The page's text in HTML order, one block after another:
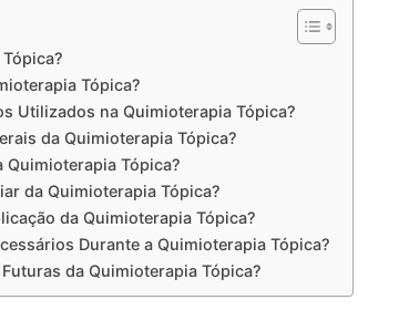
Tópica?
Utilizados na Quimioterapia Tópica?
da Quimioterapia Tópica?
Quimioterapia Tópica?
da Quimioterapia Tópica?
da Quimioterapia Tópica?
Durante a Quimioterapia Tópica?
da Quimioterapia Tópica?